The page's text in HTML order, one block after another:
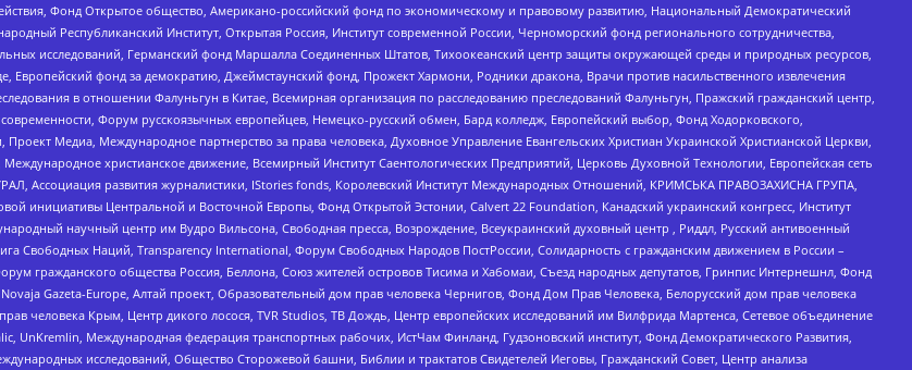
Фонд Открытое общество, Американо-российский фонд по экономическому и правовому развитию, Национальный Демократический
Республиканский Институт, Открытая Россия, Институт современной России, Черноморский фонд регионального сотрудничества,
исследований, Германский фонд Маршалла Соединенных Штатов, Тихоокеанский центр защиты окружающей среды и природных ресурсов,
Европейский фонд за демократию, Джеймстаунский фонд, Прожект Хармони, Родники дракона, Врачи против насильственного извлечения
в отношении Фалуньгун в Китае, Всемирная организация по расследованию преследований Фалуньгун, Пражский гражданский центр,
Форум русскоязычных европейцев, Немецко-русский обмен, Бард колледж, Европейский выбор, Фонд Ходорковского,
Медиа, Международное партнерство за права человека, Духовное Управление Евангельских Христиан Украинской Христианской Церкви,
христианское движение, Всемирный Институт Саентологических Предприятий, Церковь Духовной Технологии, Европейская сеть
Ассоциация развития журналистики, IStories fonds, Королевский Институт Международных Отношений, КРИМСЬКА ПРАВОЗАХИСНА ГРУПА,
инициативы Центральной и Восточной Европы, Фонд Открытой Эстонии, Calvert 22 Foundation, Канадский украинский конгресс, Институт
научный центр им Вудро Вильсона, Свободная пресса, Возрождение, Всеукраинский духовный центр , Риддл, Русский антивоенный
Свободных Наций, Transparеncy International, Форум Свободных Народов ПостРоссии, Солидарность с гражданским движением в России –
гражданского общества Россия, Беллона, Союз жителей островов Тисима и Хабомаи, Съезд народных депутатов, Гринпис Интернешнл, Фонд
Gazeta-Europe, Алтай проект, Образовательный дом прав человека Чернигов, Фонд Дом Прав Человека, Белорусский дом прав человека
человека Крым, Центр дикого лосося, TVR Studios, ТВ Дождь, Центр европейских исследований им Вилфрида Мартенса, Сетевое объединение
UnKremlin, Международная федерация транспортных рабочих, ИстЧам Финланд, Гудзоновский институт, Фонд Демократического Развития,
исследований, Общество Сторожевой башни, Библии и трактатов Свидетелей Иеговы, Гражданский Совет, Центр анализа